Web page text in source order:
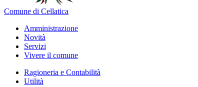
Comune di Cellatica
Amministrazione
Novità
Servizi
Vivere il comune
Ragioneria e Contabilità
Utilità